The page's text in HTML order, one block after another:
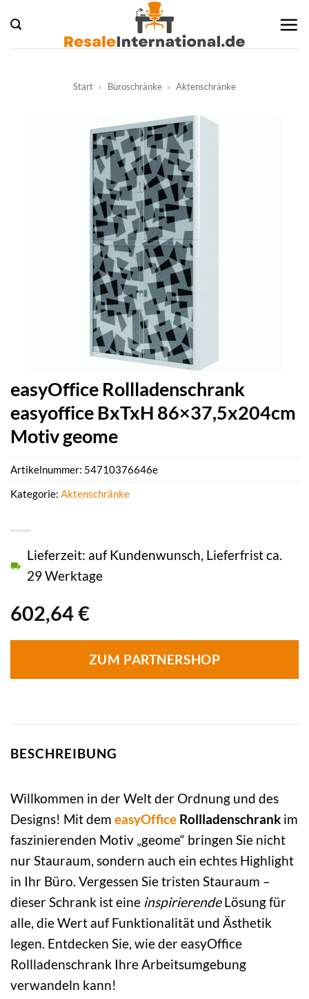
Inhalt
springen
Start » Büroschränke » Aktenschränke
easyOffice Rollladenschrank
easyoffice BxTxH 86×37,5x204cm
Motiv geome
602,64€
Lieferzeit: auf Kundenwunsch, Lieferfrist ca.
29 Werktage
ZUM PARTNERSHOP
Artikelnummer: 54710376646e
Kategorie: Aktenschränke
BESCHREIBUNG
Willkommen in der Welt der Ordnung und des
Designs! Mit dem easyOffice Rollladenschrank im
faszinierenden Motiv „geome“ bringen Sie nicht
nur Stauraum, sondern auch ein echtes Highlight
in Ihr Büro. Vergessen Sie tristen Stauraum –
dieser Schrank ist eine inspirierendeLösung für
alle, die Wert auf Funktionalität und Ästhetik
legen. Entdecken Sie, wie der easyOffice
Rollladenschrank Ihre Arbeitsumgebung
verwandeln kann!